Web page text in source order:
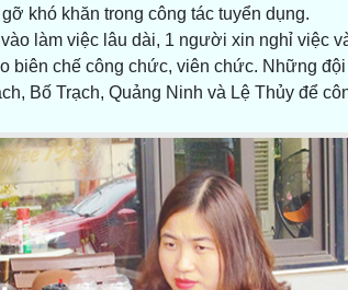
khó khăn trong công tác tuyển dụng.
làm việc lâu dài, 1 người xin nghỉ việc
biên chế công chức, viên chức. Những đội
Bố Trạch, Quảng Ninh và Lệ Thủy để